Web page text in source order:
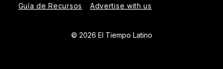
Guía de Recursos Advertise with us
© 2026 El Tiempo Latino